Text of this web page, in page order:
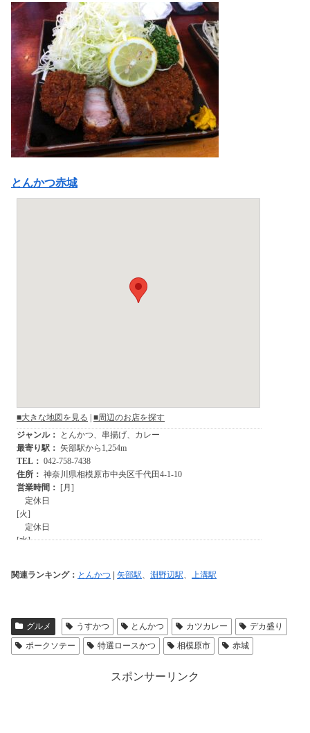
とんかつ赤城
関連ランキング： とんかつ 矢部駅、 淵野辺駅、 上溝駅
グルメ うすかつ とんかつ カツカレー
デカ盛り
ポークソテー
特選ロースかつ 相模原市 赤城
スポンサーリンク